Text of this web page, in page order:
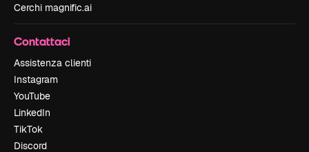
Cerchi magnific.ai
Contattaci
Assistenza clienti
Instagram
YouTube
LinkedIn
TikTok
Discord